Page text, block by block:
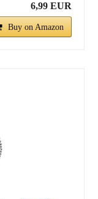
6,99 EUR
Buy on Amazon